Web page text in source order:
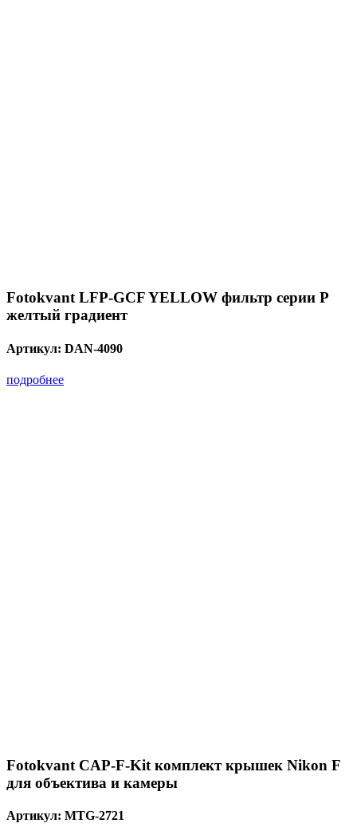
Fotokvant LFP-GCF YELLOW фильтр серии P
желтый градиент
Артикул: DAN-4090
подробнее
Fotokvant CAP-F-Kit комплект крышек Nikon F
для объектива и камеры
Артикул: MTG-2721